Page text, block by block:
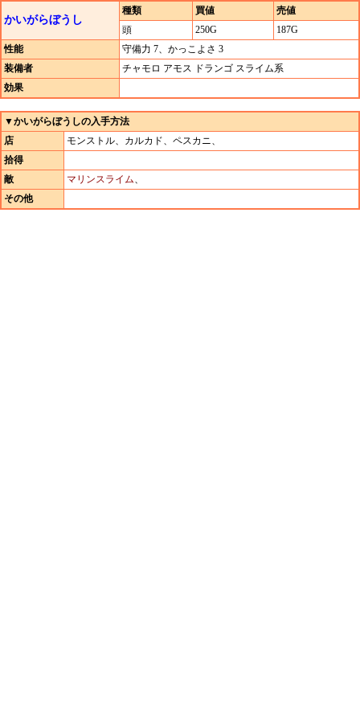
かいがらぼうし
種類 買値
売値
頭
250G
187G
性能
守備力 7、かっこよさ 3
装備者
チャモロ アモス ドランゴ スライム系
効果
▼かいがらぼうしの入手方法
店
モンストル、カルカド、ペスカニ、
拾得
敵
マリンスライム、
その他